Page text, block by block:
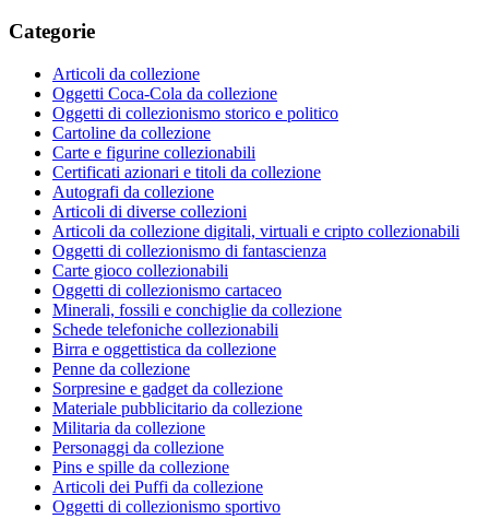
Categorie
Articoli da collezione
Oggetti Coca-Cola da collezione
Oggetti di collezionismo storico e politico
Cartoline da collezione
Carte e figurine collezionabili
Certificati azionari e titoli da collezione
Autografi da collezione
Articoli di diverse collezioni
Articoli da collezione digitali, virtuali e cripto collezionabili
Oggetti di collezionismo di fantascienza
Carte gioco collezionabili
Oggetti di collezionismo cartaceo
Minerali, fossili e conchiglie da collezione
Schede telefoniche collezionabili
Birra e oggettistica da collezione
Penne da collezione
Sorpresine e gadget da collezione
Materiale pubblicitario da collezione
Militaria da collezione
Personaggi da collezione
Pins e spille da collezione
Articoli dei Puffi da collezione
Oggetti di collezionismo sportivo